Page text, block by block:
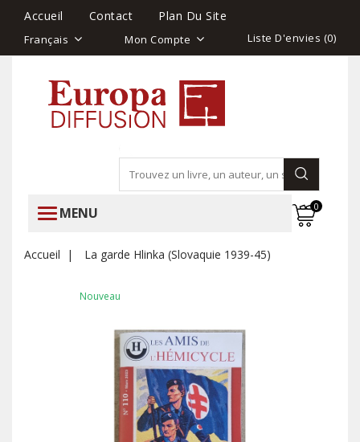
Accueil Contact Plan Du Site
Français Mon Compte Liste D'envies (0)
MENU 0
Accueil La garde Hlinka (Slovaquie 1939-45)
Nouveau